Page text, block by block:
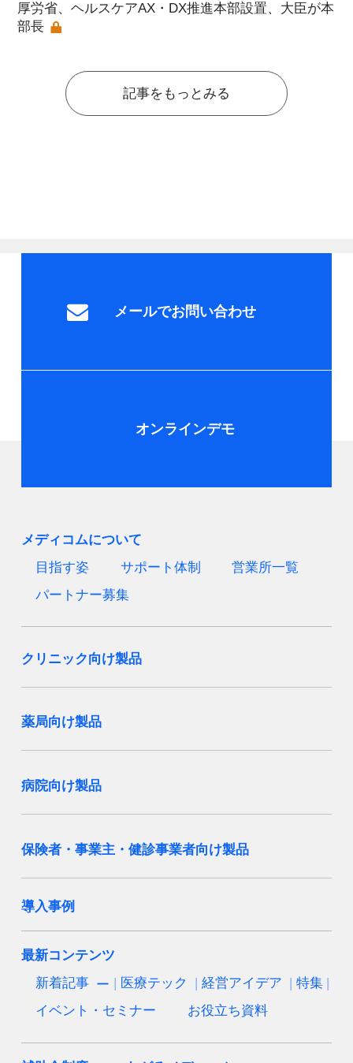
厚労省、ヘルスケアAX・DX推進本部設置、大臣が本
部長
記事をもっとみる
メールでお問い合わせ
オンラインデモ
メディコムについて
目指す姿
サポート体制
営業所一覧
パートナー募集
クリニック向け製品
薬局向け製品
病院向け製品
保険者・事業主・健診事業者向け製品
導入事例
最新コンテンツ
新着記事
医療テック 経営アイデア
特集
イベント・セミナー
お役立ち資料